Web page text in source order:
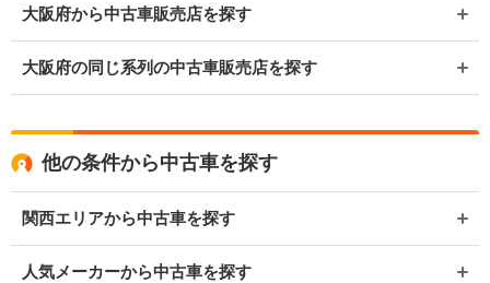
大阪府から中古車販売店を探す
大阪府の同じ系列の中古車販売店を探す
他の条件から中古車を探す
関西エリアから中古車を探す
人気メーカーから中古車を探す